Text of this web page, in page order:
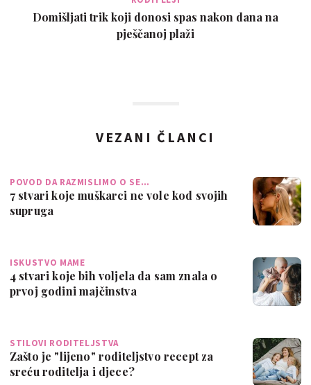
Domišljati trik koji donosi spas nakon dana na
pješčanoj plaži
VEZANI ČLANCI
POVOD DA RAZMISLIMO O SE…
7 stvari koje muškarci ne vole kod svojih
supruga
ISKUSTVO MAME
4 stvari koje bih voljela da sam znala o
prvoj godini majčinstva
STILOVI RODITELJSTVA
Zašto je "lijeno" roditeljstvo recept za
sreću roditelja i djece?